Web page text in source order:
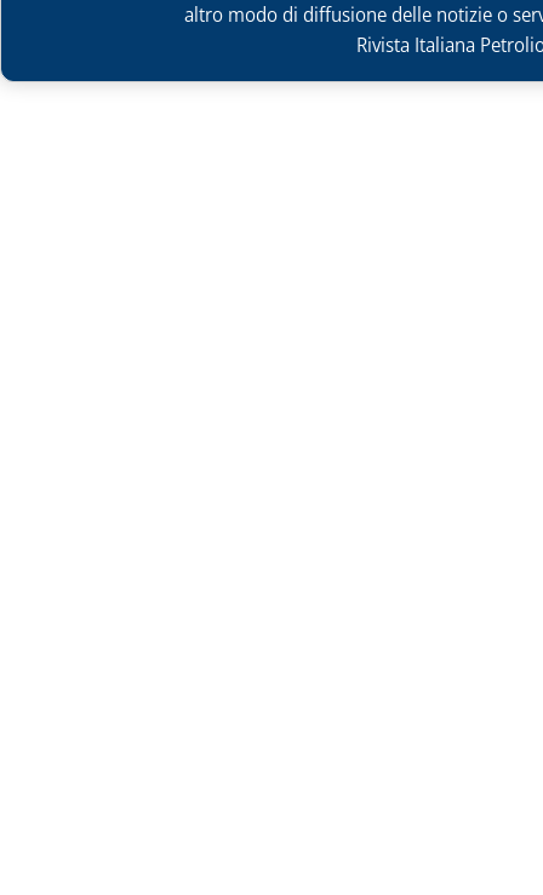
altro modo di diffusione delle notizie o
Rivista Italiana